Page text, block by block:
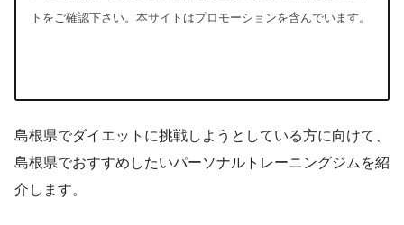
トをご確認下さい。本サイトはプロモーションを含んでいます。
島根県でダイエットに挑戦しようとしている方に向けて、
島根県でおすすめしたいパーソナルトレーニングジムを紹
介します。